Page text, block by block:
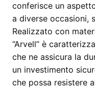
conferisce un
a diverse occasioni,
Realizzato con
“Arvell” è
che ne assicura la
un investimento
che possa resistere